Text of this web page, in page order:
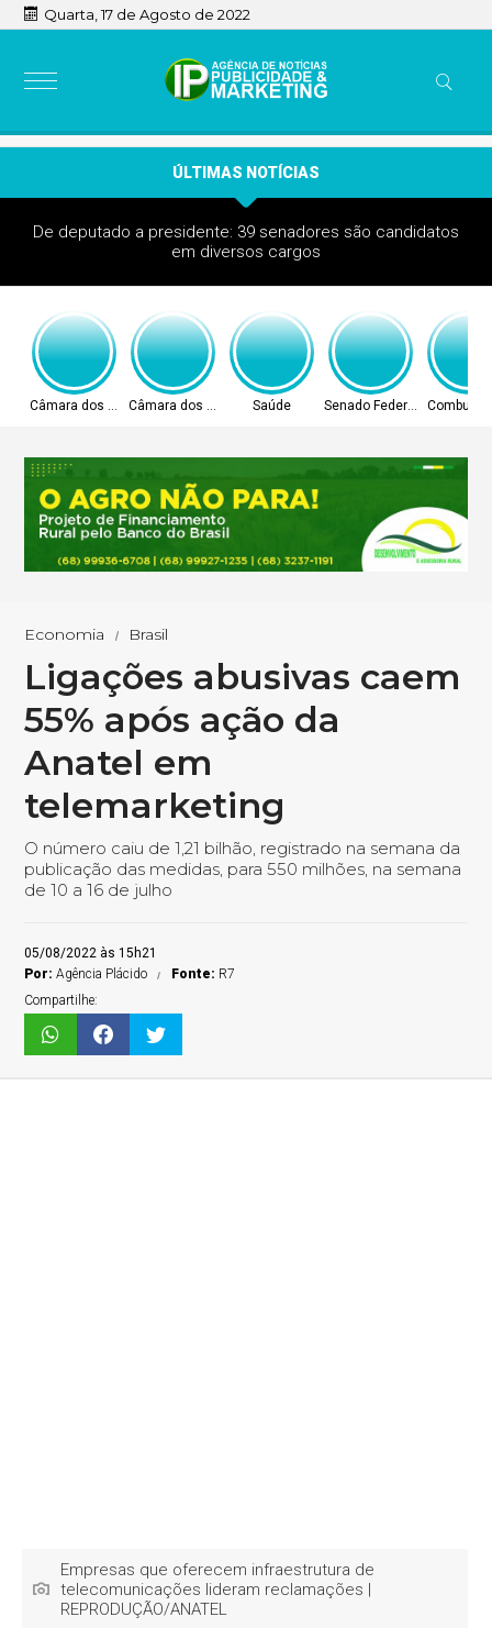
Quarta, 17 de Agosto de 2022
ÚLTIMAS NOTÍCIAS
De deputado a presidente: 39 senadores são candidatos
em diversos cargos
Câmara dos DeputadosCâmara dos DeputadosSaúde Senado Federal
Economia Brasil
Ligações abusivas caem
55% após ação da
Anatel em
telemarketing
O número caiu de 1,21 bilhão, registrado na semana da
publicação das medidas, para 550 milhões, na semana
de 10 a 16 de julho
05/08/2022 às 15h21
Por: Agência Plácido Fonte: R7
Compartilhe:
Empresas que oferecem infraestrutura de
telecomunicações lideram reclamações |
REPRODUÇÃO/ANATEL